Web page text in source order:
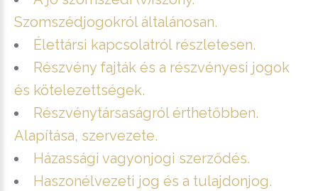
Szomszédjogokról általánosan.
Élettársi kapcsolatról részletesen.
Részvény fajták és a részvényesi jogok
és kötelezettségek.
Részvénytársaságról érthetőbben.
Alapítása, szervezete.
Házassági vagyonjogi szerződés.
Haszonélvezeti jog és a tulajdonjog.